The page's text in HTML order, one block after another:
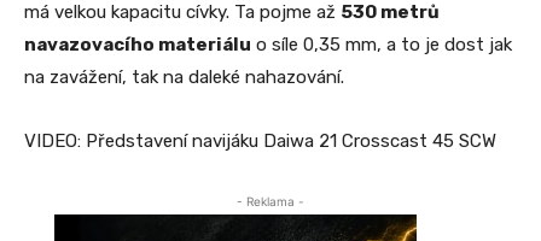
má velkou kapacitu cívky. Ta pojme až 530 metrů
navazovacího materiálu o síle 0,35 mm, a to je dost jak
na zavážení, tak na daleké nahazování.
VIDEO: Představení navijáku Daiwa 21 Crosscast 45 SCW
- Reklama -